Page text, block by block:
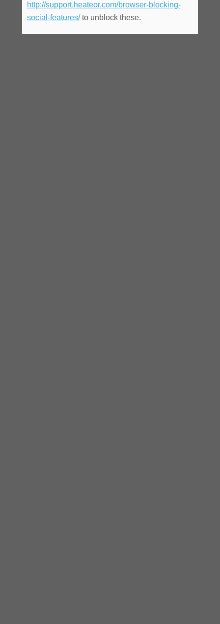
http://support.heateor.com/browser-blocking-
social-features/to unblock these.